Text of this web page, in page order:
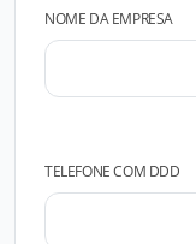
NOME DA EMPRESA
TELEFONE COM DDD